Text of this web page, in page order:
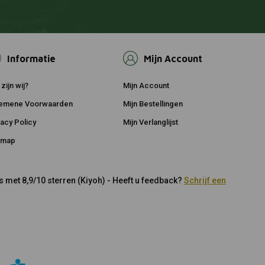
Informatie
zijn wij?
Voorwaarden
Policy
Mijn Account
Mijn Account
Mijn Bestellingen
Mijn Verlanglijst
met 8,9/10 sterren (Kiyoh) - Heeft u feedback? Schrijf een